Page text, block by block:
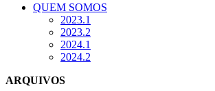
QUEM SOMOS
2023.1
2023.2
2024.1
2024.2
ARQUIVOS